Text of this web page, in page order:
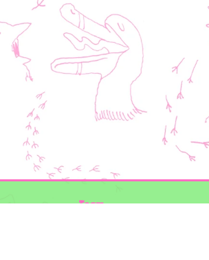
Team